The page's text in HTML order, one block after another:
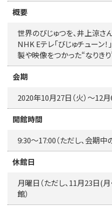
概要
世界のびじゅつを、井上涼さ
NHK Eテレ「びじゅチューン
製や映像をつかった“なりき
会期
2020年10月27日（火）～12月6
開館時間
9:30～17:00（ただし、会期中
休館日
月曜日（ただし、11月23日(
館）